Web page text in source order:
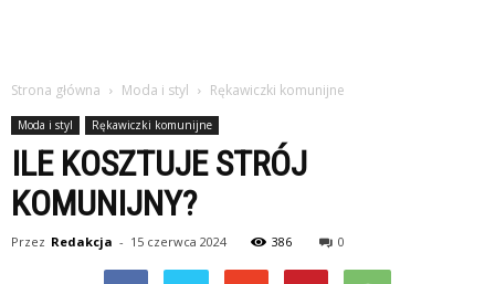
Strona główna Moda i styl Rękawiczki komunijne
Moda i styl Rękawiczki komunijne
ILE KOSZTUJE STRÓJ
KOMUNIJNY?
Przez Redakcja - 15 czerwca 2024 386 0